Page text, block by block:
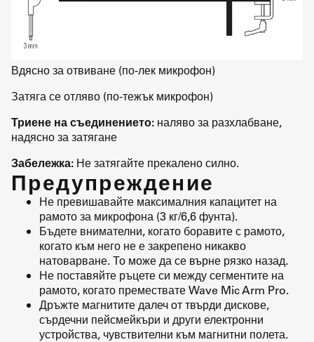
Вдясно за отвиване (по-лек микрофон)
Затяга се отляво (по-тежък микрофон)
Триене на съединението: наляво за разхлабване,
надясно за затягане
Забележка: Не затягайте прекалено силно.
Предупреждение
Не превишавайте максималния капацитет на
рамото за микрофона (3 кг/6,6 фунта).
Бъдете внимателни, когато боравите с рамото,
когато към него не е закрепено никакво
натоварване. То може да се върне рязко назад.
Не поставяйте ръцете си между сегментите на
рамото, когато премествате Wave Mic Arm Pro.
Дръжте магнитите далеч от твърди дискове,
сърдечни пейсмейкъри и други електронни
устройства, чувствителни към магнитни полета.